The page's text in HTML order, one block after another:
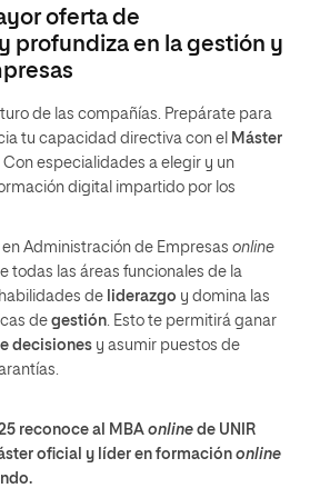
oferta de
profundiza en la gestión y
de las compañías. Prepárate para
tu capacidad directiva con el Máster
especialidades a elegir y un
digital impartido por los
Administración de Empresas online
todas las áreas funcionales de la
de liderazgo y domina las
de gestión. Esto te permitirá ganar
decisiones y asumir puestos de
reconoce al MBA online de UNIR
oficial y líder en formación online